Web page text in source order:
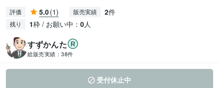
評価 5.0(1) 販売実績 2件
残り 1枠 / お願い中： 0人
すずかんた
総販売実績： 38件
受付休止中